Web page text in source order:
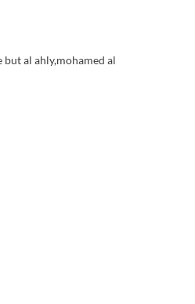
but al ahly,mohamed al